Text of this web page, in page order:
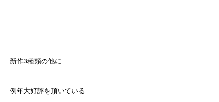
新作3種類の他に
例年大好評を頂いている